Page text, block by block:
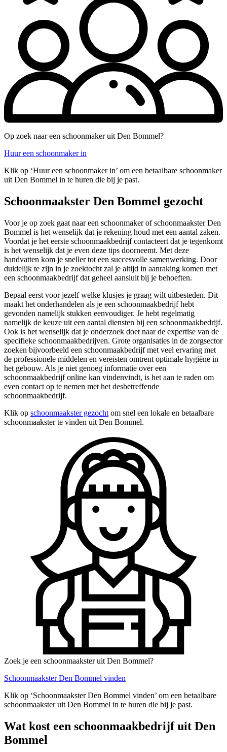
Op zoek naar een schoonmaker uit Den Bommel?
Huur een schoonmaker in
Klik op ‘Huur een schoonmaker in’ om een betaalbare schoonmaker
uit Den Bommel in te huren die bij je past.
Schoonmaakster Den Bommel gezocht
Voor je op zoek gaat naar een schoonmaker of schoonmaakster Den
Bommel is het wenselijk dat je rekening houd met een aantal zaken.
Voordat je het eerste schoonmaakbedrijf contacteert dat je tegenkomt
is het wenselijk dat je even deze tips doorneemt. Met deze
handvatten kom je sneller tot een succesvolle samenwerking. Door
duidelijk te zijn in je zoektocht zal je altijd in aanraking komen met
een schoonmaakbedrijf dat geheel aansluit bij je behoeften.
Bepaal eerst voor jezelf welke klusjes je graag wilt uitbesteden. Dit
maakt het onderhandelen als je een schoonmaakbedrijf hebt
gevonden namelijk stukken eenvoudiger. Je hebt regelmatig
namelijk de keuze uit een aantal diensten bij een schoonmaakbedrijf.
Ook is het wenselijk dat je onderzoek doet naar de expertise van de
specifieke schoonmaakbedrijven. Grote organisaties in de zorgsector
zoeken bijvoorbeeld een schoonmaakbedrijf met veel ervaring met
de professionele middelen en vereisten omtrent optimale hygiëne in
het gebouw. Als je niet genoeg informatie over een
schoonmaakbedrijf online kan vindenvindt, is het aan te raden om
even contact op te nemen met het desbetreffende
schoonmaakbedrijf.
Klik op schoonmaakster gezocht om snel een lokale en betaalbare
schoonmaakster te vinden uit Den Bommel.
Zoek je een schoonmaakster uit Den Bommel?
Schoonmaakster Den Bommel vinden
Klik op ‘Schoonmaakster Den Bommel vinden’ om een betaalbare
schoonmaakster uit Den Bommel in te huren die bij je past.
Wat kost een schoonmaakbedrijf uit Den
Bommel